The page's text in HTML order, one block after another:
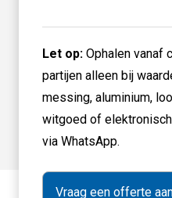
Let op: Ophalen vanaf
partijen alleen bij
messing, aluminium,
witgoed of
via WhatsApp.